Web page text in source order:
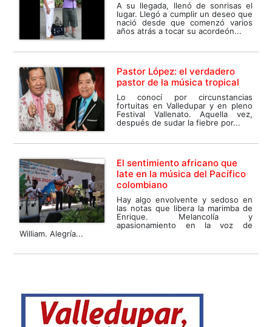
A su llegada, llenó de sonrisas el
lugar. Llegó a cumplir un deseo que
nació desde que comenzó varios
años atrás a tocar su acordeón...
Pastor López: el verdadero
pastor de la música tropical
Lo conocí por circunstancias
fortuitas en Valledupar y en pleno
Festival Vallenato. Aquella vez,
después de sudar la fiebre por...
El sentimiento africano que
late en la música del Pacífico
colombiano
Hay algo envolvente y sedoso en
las notas que libera la marimba de
Enrique. Melancolía y
apasionamiento en la voz de
William. Alegría...